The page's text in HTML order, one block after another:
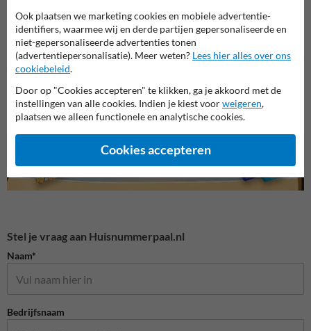
Huisnummerborden
(NEN1772)
Huisnummerpaal met één
nummer
Huisnummerpalen en bordjes
Stel je vraag aan Huisnummerpaal.nl
Naam*
Bedrijfsnaam
Ook plaatsen we marketing cookies en mobiele advertentie-
identifiers, waarmee wij en derde partijen gepersonaliseerde en
niet-gepersonaliseerde advertenties tonen
(advertentiepersonalisatie). Meer weten? Lees hier alles over ons
cookiebeleid.
Door op "Cookies accepteren" te klikken, ga je akkoord met de
instellingen van alle cookies. Indien je kiest voorweigeren,
plaatsen we alleen functionele en analytische cookies.
Cookies accepteren